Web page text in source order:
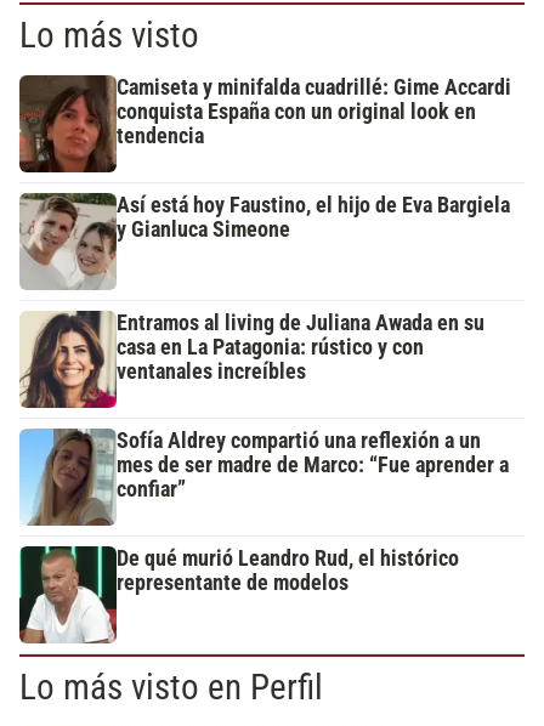
Lo más visto
Camiseta y minifalda cuadrillé: Gime Accardi
conquista España con un original look en
tendencia
Así está hoy Faustino, el hijo de Eva Bargiela
y Gianluca Simeone
Entramos al living de Juliana Awada en su
casa en La Patagonia: rústico y con
ventanales increíbles
Sofía Aldrey compartió una reflexión a un
mes de ser madre de Marco: “Fue aprender a
confiar”
De qué murió Leandro Rud, el histórico
representante de modelos
Lo más visto en Perfil